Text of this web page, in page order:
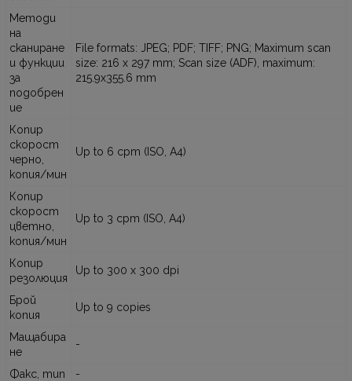
Методи
на
сканиране
и функции
за
подобрен
ие
File formats: JPEG; PDF; TIFF; PNG; Maximum scan
size: 216 x 297 mm; Scan size (ADF), maximum:
215.9x355.6 mm
Копир
скорост
черно,
копия/мин
Up to 6 cpm (ISO, A4)
Копир
скорост
цветно,
копия/мин
Up to 3 cpm (ISO, A4)
Копир
резолюция
Up to 300 x 300 dpi
Брой
копия
Up to 9 copies
Мащабира
не
-
Факс, тип
-